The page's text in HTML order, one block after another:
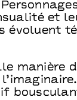
et
évoluent
manière